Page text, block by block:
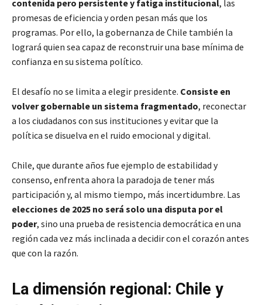
contenida pero persistente y fatiga institucional, las
promesas de eficiencia y orden pesan más que los
programas. Por ello, la gobernanza de Chile también la
logrará quien sea capaz de reconstruir una base mínima de
confianza en su sistema político.
El desafío no se limita a elegir presidente. Consiste en
volver gobernable un sistema fragmentado, reconectar
a los ciudadanos con sus instituciones y evitar que la
política se disuelva en el ruido emocional y digital.
Chile, que durante años fue ejemplo de estabilidad y
consenso, enfrenta ahora la paradoja de tener más
participación y, al mismo tiempo, más incertidumbre. Las
elecciones de 2025 no será solo una disputa por el
poder, sino una prueba de resistencia democrática en una
región cada vez más inclinada a decidir con el corazón antes
que con la razón.
La dimensión regional: Chile y